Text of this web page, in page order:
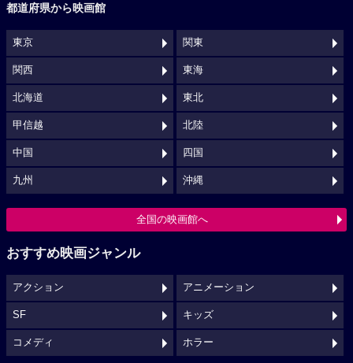
都道府県から映画館
東京 関東
関西 東海
北海道 東北
甲信越 北陸
中国 四国
九州 沖縄
全国の映画館へ
おすすめ映画ジャンル
アクション アニメーション
SF キッズ
コメディ ホラー